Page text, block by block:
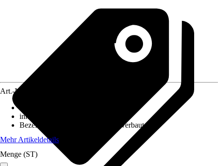
Art.-Nr.
inklusive Leuchtmittel
Bezeichnung Fassung
LED fest verbaut
Mehr Artikeldetails
Menge (ST)